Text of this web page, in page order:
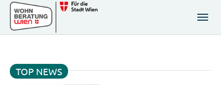
Zum Hauptinhalt springen
Skip to page footer
TOP NEWS